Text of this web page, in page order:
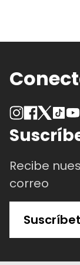
Recibe
correo